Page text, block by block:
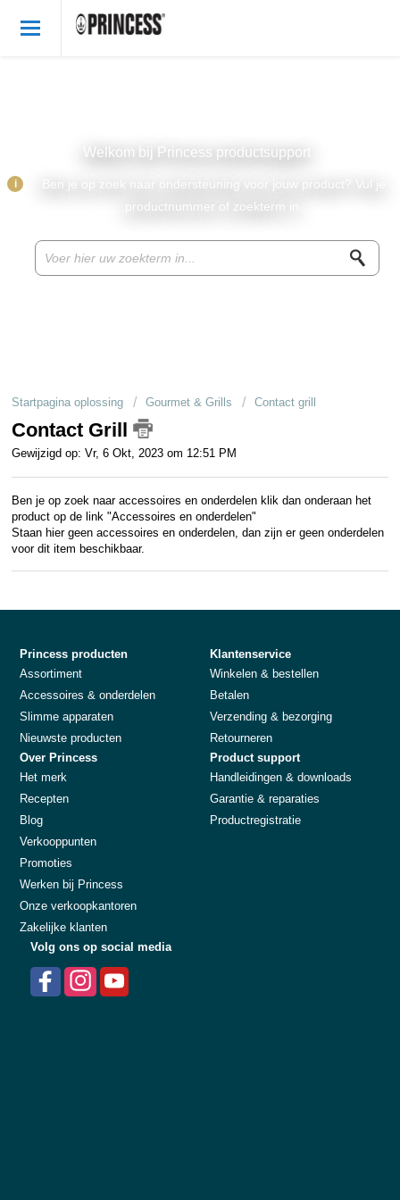
Princess producten
Princess onderdelen & accessoires
Recepten
Over Princess
Welkom bij Princess productsupport
Ben je op zoek naar ondersteuning voor jouw product? Vul je
productnummer of zoekterm in.
i
Startpagina oplossing Gourmet & Grills Contact grill
Contact Grill
Gewijzigd op: Vr, 6 Okt, 2023 om 12:51 PM
Ben je op zoek naar accessoires en onderdelen klik dan onderaan het
product op de link "Accessoires en onderdelen"
Staan hier geen accessoires en onderdelen, dan zijn er geen onderdelen
voor dit item beschikbaar.
Princess producten
Assortiment
Accessoires & onderdelen
Slimme apparaten
Nieuwste producten
Klantenservice
Winkelen & bestellen
Betalen
Verzending & bezorging
Retourneren
Over Princess
Het merk
Recepten
Blog
Verkooppunten
Promoties
Werken bij Princess
Onze verkoopkantoren
Zakelijke klanten
Product support
Handleidingen & downloads
Garantie & reparaties
Productregistratie
Volg ons op social media